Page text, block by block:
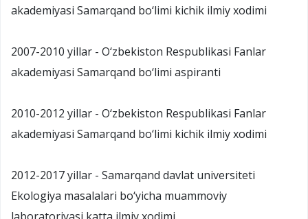
akademiyasi Samarqand bo‘limi kichik ilmiy xodimi
2007-2010 yillar - O‘zbekiston Respublikasi Fanlar
akademiyasi Samarqand bo‘limi aspiranti
2010-2012 yillar - O‘zbekiston Respublikasi Fanlar
akademiyasi Samarqand bo‘limi kichik ilmiy xodimi
2012-2017 yillar - Samarqand davlat universiteti
Ekologiya masalalari bo‘yicha muammoviy